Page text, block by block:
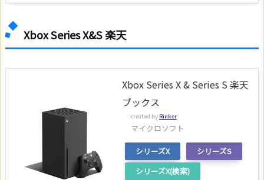
Xbox Series X&S 楽天
Xbox Series X & Series S 楽天
ブックス
created by Rinker
マイクロソフト
シリーズX
シリーズS
シリーズX(検索)